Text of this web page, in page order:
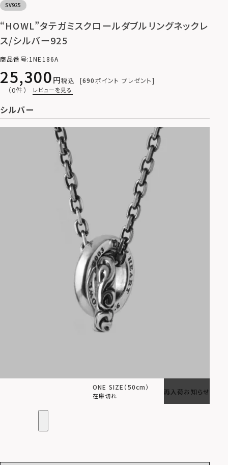
SV925
“HOWL”タテガミスクロールダブルリングネックレ
ス/シルバー925
商品番号 1NE186A
25,300 税込 690ポイント プレゼント
（0件） レビューを見る
シルバー
ONE SIZE（50cm）
在庫切れ
再入荷お知らせ